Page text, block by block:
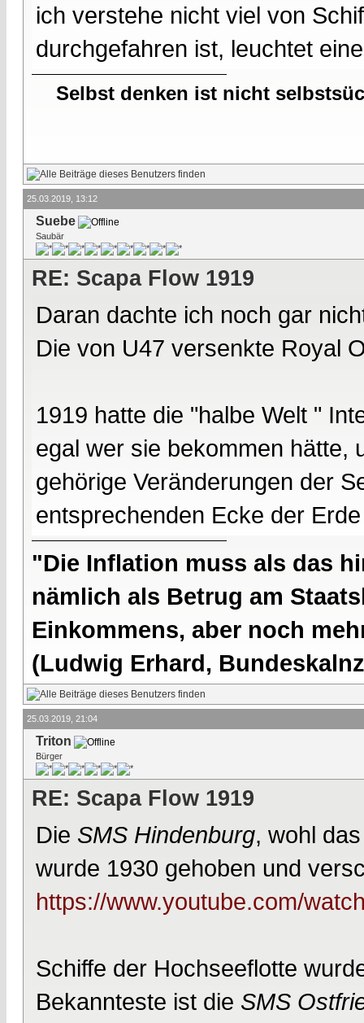
ich verstehe nicht viel von
durchgefahren ist, leuchtet
Selbst denken ist nicht
25.03.2019, 13:12
Suebe
Saubär
RE: Scapa Flow 1919
Daran dachte ich noch gar
Die von U47 versenkte Royal
1919 hatte die "halbe Welt "
egal wer sie bekommen hätte,
gehörige Veränderungen der
entsprechenden Ecke der
"Die Inflation muss als das
nämlich als Betrug am
Einkommens, aber noch
(Ludwig Erhard,
25.03.2019, 21:04
Triton
Bürger
RE: Scapa Flow 1919
Die SMS Hindenburg, wohl
wurde 1930 gehoben und
https://www.youtube.com/
Schiffe der Hochseeflotte
Bekannteste ist die SMS